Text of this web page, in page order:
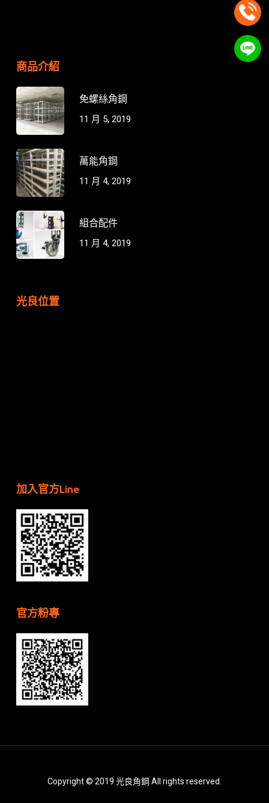
商品介紹
免螺絲角鋼
11 月 5, 2019
萬能角鋼
11 月 4, 2019
組合配件
11 月 4, 2019
光良位置
加入官方Line
官方粉專
Copyright © 2019 光良角鋼 All rights reserved.